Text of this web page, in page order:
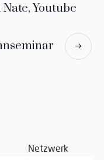
Youtube
Netzwerk